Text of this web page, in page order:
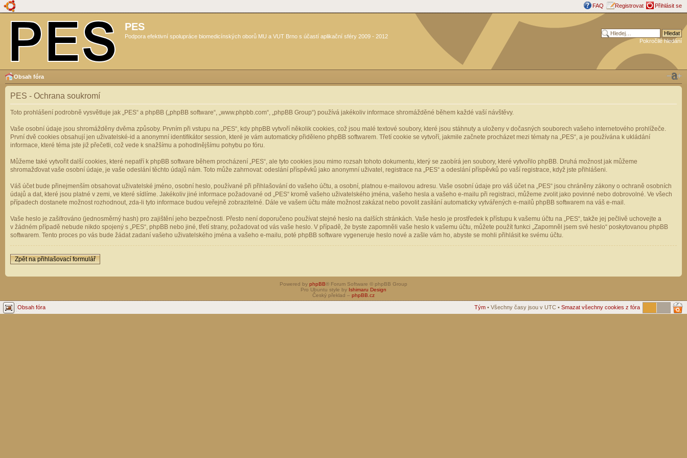
FAQ Registrovat Přihlásit se
PES
Podpora efektivní spolupráce biomedicínských oborů MU a VUT Brno s účastí aplikační sféry 2009 - 2012
Pokročilé hledání
Obsah fóra
PES - Ochrana soukromí
Toto prohlášení podrobně vysvětluje jak „PES“ a phpBB („phpBB software“, „www.phpbb.com“, „phpBB Group“) používá jakékoliv informace shromážděné během každé vaší návštěvy.
Vaše osobní údaje jsou shromážděny dvěma způsoby. Prvním při vstupu na „PES“, kdy phpBB vytvoří několik cookies, což jsou malé textové soubory, které jsou stáhnuty a uloženy v dočasných souborech vašeho internetového prohlížeče.
První dvě cookies obsahují jen uživatelské-id a anonymní identifikátor session, které je vám automaticky přiděleno phpBB softwarem. Třetí cookie se vytvoří, jakmile začnete procházet mezi tématy na „PES“, a je používána k ukládání
informace, které téma jste již přečetli, což vede k snažšímu a pohodlnějšímu pohybu po fóru.
Můžeme také vytvořit další cookies, které nepatří k phpBB software během procházení „PES“, ale tyto cookies jsou mimo rozsah tohoto dokumentu, který se zaobírá jen soubory, které vytvořilo phpBB. Druhá možnost jak můžeme
shromažďovat vaše osobní údaje, je vaše odeslání těchto údajů nám. Toto může zahrnovat: odeslání příspěvků jako anonymní uživatel, registrace na „PES“ a odeslání příspěvků po vaší registrace, když jste přihlášeni.
Váš účet bude přinejmenším obsahovat uživatelské jméno, osobní heslo, používané při přihlašování do vašeho účtu, a osobní, platnou e-mailovou adresu. Vaše osobní údaje pro váš účet na „PES“ jsou chráněny zákony o ochraně osobních
údajů a dat, které jsou platné v zemi, ve které sídlíme. Jakékoliv jiné informace požadované od „PES“ kromě vašeho uživatelského jména, vašeho hesla a vašeho e-mailu při registraci, můžeme zvolit jako povinné nebo dobrovolné. Ve všech
případech dostanete možnost rozhodnout, zda-li tyto informace budou veřejně zobrazitelné. Dále ve vašem účtu máte možnost zakázat nebo povolit zasílání automaticky vytvářených e-mailů phpBB softwarem na váš e-mail.
Vaše heslo je zašifrováno (jednosměrný hash) pro zajištění jeho bezpečnosti. Přesto není doporučeno používat stejné heslo na dalších stránkách. Vaše heslo je prostředek k přístupu k vašemu účtu na „PES“, takže jej pečlivě uchovejte a
v žádném případě nebude nikdo spojený s „PES“, phpBB nebo jiné, třetí strany, požadovat od vás vaše heslo. V případě, že byste zapomněli vaše heslo k vašemu účtu, můžete použít funkci „Zapomněl jsem své heslo“ poskytovanou phpBB
softwarem. Tento proces po vás bude žádat zadaní vašeho uživatelského jména a vašeho e-mailu, poté phpBB software vygeneruje heslo nové a zašle vám ho, abyste se mohli přihlásit ke svému účtu.
Zpět na přihlašovací formulář
Powered by phpBB® Forum Software © phpBB Group
Pro Ubuntu style by Ishimaru Design
Český překlad – phpBB.cz
Obsah fóra Tým • Všechny časy jsou v UTC • Smazat všechny cookies z fóra